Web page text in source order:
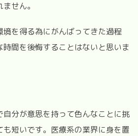
せん。
境を得る為にがんばってきた過程
間を後悔することはないと思いま
自分が意思を持って色んなことに挑
短いです。医療系の業界に身を置